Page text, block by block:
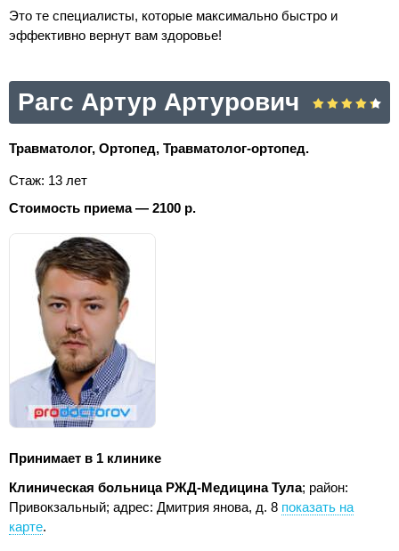
Это те специалисты, которые максимально быстро и
эффективно вернут вам здоровье!
Рагс Артур Артурович
Травматолог, Ортопед, Травматолог-ортопед.
Стаж: 13 лет
Стоимость приема — 2100 р.
Принимает в 1 клинике
Клиническая больница РЖД-Медицина Тула; район:
Привокзальный; адрес: Дмитрия янова, д. 8 показать на
карте.